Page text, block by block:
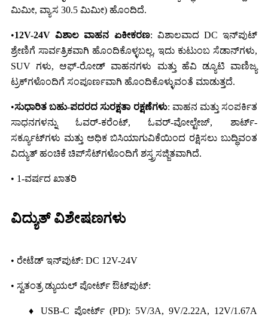
ಮಿಮೀ, ವ್ಯಾಸ 30.5 ಮಿಮೀ) ಹೊಂದಿದೆ.
•12V-24V ವಿಶಾಲ ವಾಹನ ಏಕೀಕರಣ: ವಿಶಾಲವಾದ DC ಇನ್‌ಪುಟ್
ಶ್ರೇಣಿಗೆ ಸಾರ್ವತ್ರಿಕವಾಗಿ ಹೊಂದಿಕೊಳ್ಳಬಲ್ಲ, ಇದು ಕುಟುಂಬ ಸೆಡಾನ್‌ಗಳು,
SUV ಗಳು, ಆಫ್-ರೋಡ್ ವಾಹನಗಳು ಮತ್ತು ಹೆವಿ ಡ್ಯೂಟಿ ವಾಣಿಜ್ಯ
ಟ್ರಕ್‌ಗಳೊಂದಿಗೆ ಸಂಪೂರ್ಣವಾಗಿ ಹೊಂದಿಕೊಳ್ಳುವಂತೆ ಮಾಡುತ್ತದೆ.
•ಸುಧಾರಿತ ಬಹು-ಪದರದ ಸುರಕ್ಷತಾ ರಕ್ಷಣೆಗಳು: ವಾಹನ ಮತ್ತು ಸಂಪರ್ಕಿತ
ಸಾಧನಗಳನ್ನು ಓವರ್-ಕರೆಂಟ್, ಓವರ್-ವೋಲ್ಟೇಜ್, ಶಾರ್ಟ್-
ಸರ್ಕ್ಯೂಟ್‌ಗಳು ಮತ್ತು ಅಧಿಕ ಬಿಸಿಯಾಗುವಿಕೆಯಿಂದ ರಕ್ಷಿಸಲು ಬುದ್ಧಿವಂತ
ವಿದ್ಯುತ್ ಹಂಚಿಕೆ ಚಿಪ್‌ಸೆಟ್‌ಗಳೊಂದಿಗೆ ಶಸ್ತ್ರಸಜ್ಜಿತವಾಗಿದೆ.
• 1-ವರ್ಷದ ಖಾತರಿ
ವಿದ್ಯುತ್ ವಿಶೇಷಣಗಳು
• ರೇಟೆಡ್ ಇನ್‌ಪುಟ್: DC 12V-24V
• ಸ್ವತಂತ್ರ ಡ್ಯುಯಲ್ ಪೋರ್ಟ್ ಔಟ್‌ಪುಟ್:
♦ USB-C ಪೋರ್ಟ್ (PD): 5V/3A, 9V/2.22A, 12V/1.67A